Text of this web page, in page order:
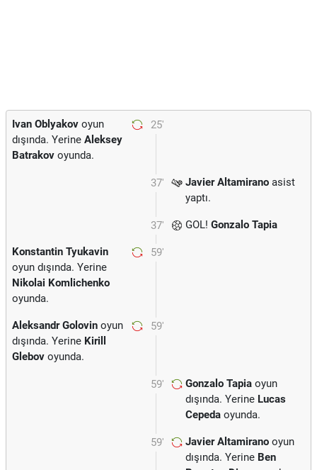
25'
Ivan Oblyakov oyun
dışında. Yerine Aleksey
Batrakov oyunda.
37' Javier Altamirano asist
yaptı.
37' GOL! Gonzalo Tapia
59'
Konstantin Tyukavin
oyun dışında. Yerine
Nikolai Komlichenko
oyunda.
59'
Aleksandr Golovin oyun
dışında. Yerine Kirill
Glebov oyunda.
59' Gonzalo Tapia oyun
dışında. Yerine Lucas
Cepeda oyunda.
59' Javier Altamirano oyun
dışında. Yerine Ben